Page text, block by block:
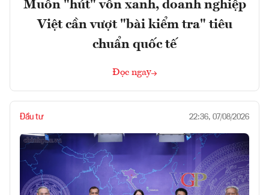
Muốn "hút" vốn xanh, doanh nghiệp
Việt cần vượt "bài kiểm tra" tiêu
chuẩn quốc tế
Đọc ngay
Đầu tư 22:36, 07/08/2026